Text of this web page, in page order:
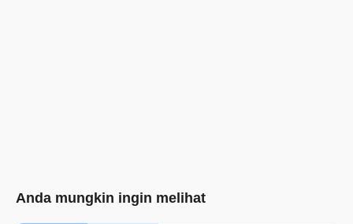
Anda mungkin ingin melihat